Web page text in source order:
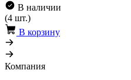
В наличии
(4 шт.)
В корзину
Компания